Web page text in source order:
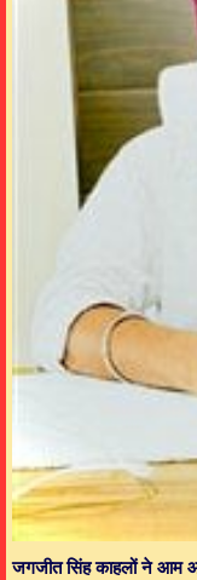
जगजीत सिंह काहलों ने आम